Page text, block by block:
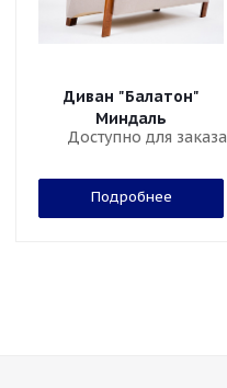
Диван "Балатон"
Миндаль
Доступно для заказа
Подробнее